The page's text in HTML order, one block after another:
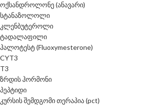
ოქსანდროლონე (ანავარი)
სტანაზოლოლი
კლენბუტეროლი
ტადალაფილი
ჰალოტესტ (Fluoxymesterone)
CYT3
T3
ზრდის ჰორმონი
პეპტიდი
კურსის შემდგომი თერაპია (pct)